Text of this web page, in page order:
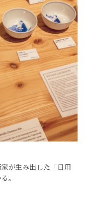
が生み出した「日用
。